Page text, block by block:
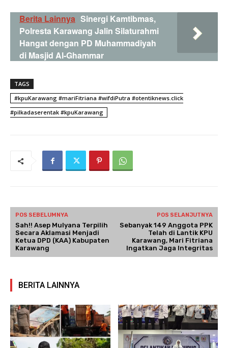
Berita Lainnya Sinergi Kamtibmas,
Polresta Karawang Jalin Silaturahmi
Hangat dengan PD Muhammadiyah
di Masjid Al-Ghammar
TAGS
#kpuKarawang #mariFitriana #wifdiPutra #otentiknews.click
#pilkadaserentak #kpuKarawang
POS SEBELUMNYA
Sah!! Asep Mulyana Terpilih
Secara Aklamasi Menjadi
Ketua DPD (KAA) Kabupaten
Karawang
POS SELANJUTNYA
Sebanyak 149 Anggota PPK
Telah di Lantik KPU
Karawang, Mari Fitriana
Ingatkan Jaga Integritas
BERITA LAINNYA